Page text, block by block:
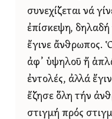
συνεχίζεται νά
ἐπίσκεψη, δηλαδή
ἔγινε ἄνθρωπος.
ἀφ᾿ ὑψηλοῦ ἤ
ἐντολές, ἀλλά
ἔζησε ὅλη τήν
στιγμή πρός